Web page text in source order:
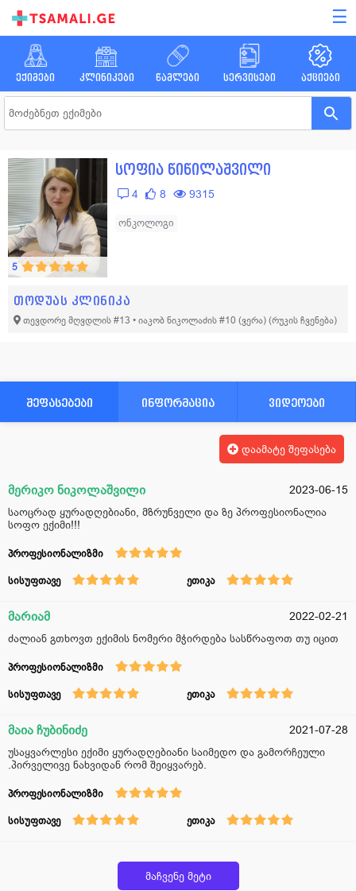
☰
ექიმები კლინიკები წამლები სერვისები აქციები
5
სოფია წიწილაშვილი
4 8 9315
ონკოლოგი
თოდუას კლინიკა
თევდორე მღვდლის #13 • იაკობ ნიკოლაძის #10 (ვერა) (რუკის ჩვენება)
შეფასებები ინფორმაცია ვიდეოები
დაამატე შეფასება
მერიკო ნიკოლაშვილი
2023-06-15
საოცრად ყურადღებიანი, მზრუნველი და ზე პროფესიონალია
სოფო ექიმი!!!
პროფესიონალიზმი
სისუფთავე ეთიკა
მარიამ
2022-02-21
ძალიან გთხოვთ ექიმის ნომერი მჭირდება სასწრაფოთ თუ იცით
პროფესიონალიზმი
სისუფთავე ეთიკა
მაია ჩუბინიძე
2021-07-28
უსაყვარლესი ექიმი ყურადღებიანი საიმედო და გამორჩეული
.პირველივე ნახვიდან რომ შეიყვარებ.
პროფესიონალიზმი
სისუფთავე ეთიკა
მაჩვენე მეტი